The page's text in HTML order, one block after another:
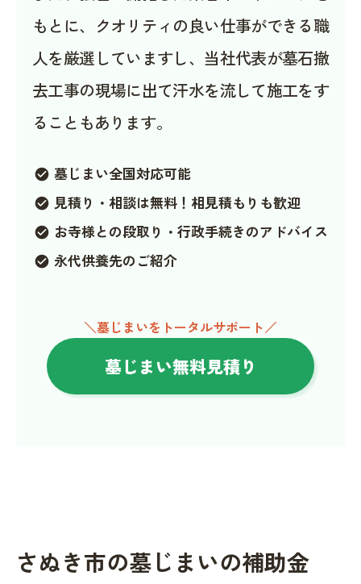
もとに、クオリティの良い仕事ができる職
人を厳選していますし、当社代表が墓石撤
去工事の現場に出て汗水を流して施工をす
ることもあります。
check_circle 墓じまい全国対応可能
check_circle 見積り・相談は無料！相見積もりも歓迎
check_circle お寺様との段取り・行政手続きのアドバイス
check_circle 永代供養先のご紹介
＼墓じまいをトータルサポート／
墓じまい無料見積り
さぬき市の墓じまいの補助金